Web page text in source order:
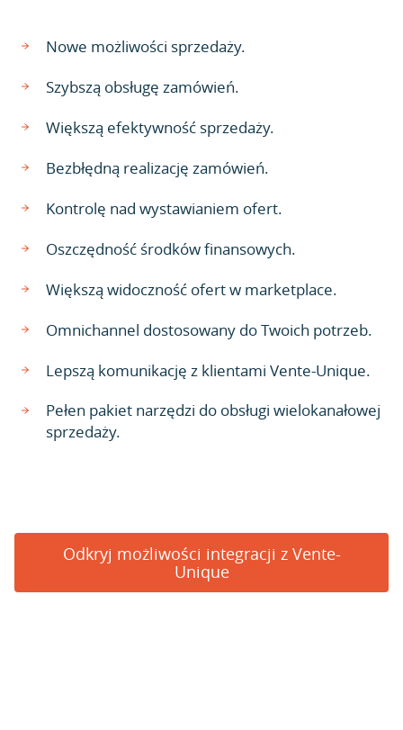
Nowe możliwości sprzedaży.
Szybszą obsługę zamówień.
Większą efektywność sprzedaży.
Bezbłędną realizację zamówień.
Kontrolę nad wystawianiem ofert.
Oszczędność środków finansowych.
Większą widoczność ofert w marketplace.
Omnichannel dostosowany do Twoich potrzeb.
Lepszą komunikację z klientami Vente-Unique.
Pełen pakiet narzędzi do obsługi wielokanałowej
sprzedaży.
Odkryj możliwości integracji z Vente-
Unique